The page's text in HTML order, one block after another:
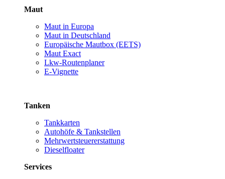
Maut
Maut in Europa
Maut in Deutschland
Europäische Mautbox (EETS)
Maut Exact
Lkw-Routenplaner
E-Vignette
Tanken
Tankkarten
Autohöfe & Tankstellen
Mehrwertsteuererstattung
Dieselfloater
Services